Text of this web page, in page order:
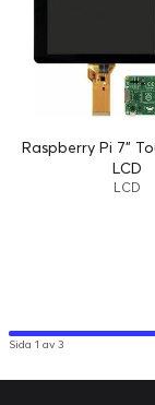
Raspberry Pi 7"
LCD
LCD
Sida 1 av 3